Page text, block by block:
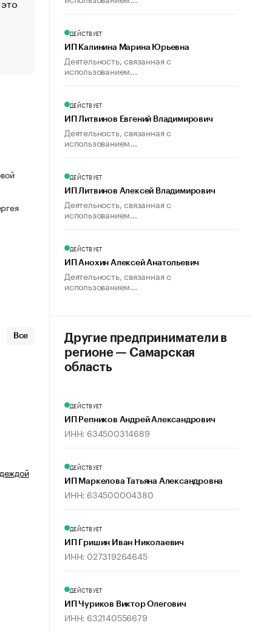
Что обвинения против Павла Дурова значат для
пользователей
Все
ДЕЙСТВУЕТ
ИП Калинина Марина Юрьевна
Деятельность, связанная с
использованием...
ДЕЙСТВУЕТ
ИП Литвинов Евгений Владимирович
Деятельность, связанная с
использованием...
ДЕЙСТВУЕТ
ИП Литвинов Алексей Владимирович
Деятельность, связанная с
использованием...
ДЕЙСТВУЕТ
ИП Анохин Алексей Анатольевич
Деятельность, связанная с
использованием...
Другие предприниматели в
регионе — Самарская
область
ДЕЙСТВУЕТ
ИП Репников Андрей Александрович
ИНН: 634500314689
ДЕЙСТВУЕТ
ИП Маркелова Татьяна Александровна
ИНН: 634500004380
ДЕЙСТВУЕТ
ИП Гришин Иван Николаевич
ИНН: 027319264645
ДЕЙСТВУЕТ
ИП Чуриков Виктор Олегович
ИНН: 632140556679